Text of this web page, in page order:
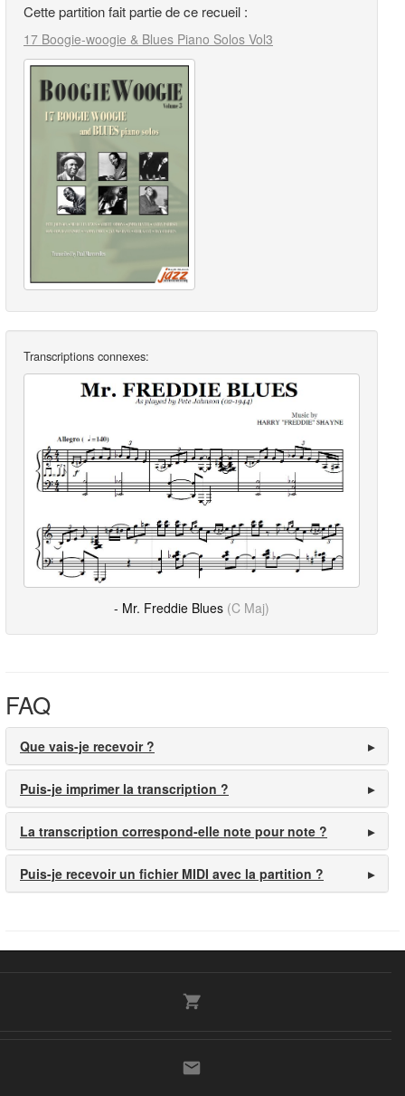
Cette partition fait partie de ce recueil :
17 Boogie-woogie & Blues Piano Solos Vol3
Transcriptions connexes:
- Mr. Freddie Blues (C Maj)
FAQ
Que vais-je recevoir ?
Puis-je imprimer la transcription ?
La transcription correspond-elle note pour note ?
Puis-je recevoir un fichier MIDI avec la partition ?